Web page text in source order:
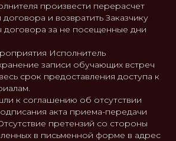
произвести перерасчет
и возвратить Заказчику
договора за не посещенные дни
Исполнитель
записи обучающих встреч
срок предоставления доступа к
к соглашению об отсутствии
акта приема-передачи
претензий со стороны
в письменной форме в адрес